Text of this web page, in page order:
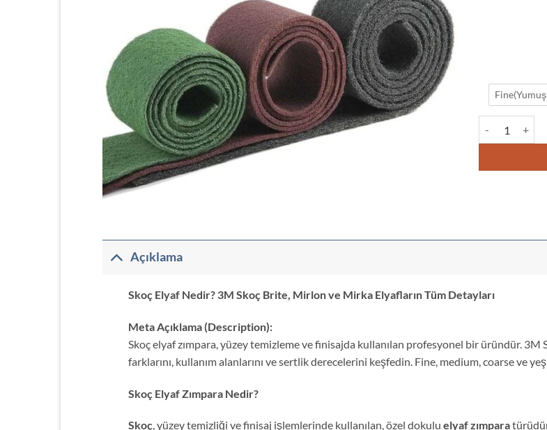
Açıklama
Skoç Elyaf Nedir? 3M Skoç Brite, Mirlon ve Mirka Elyafların Tüm Detayları
Meta Açıklama (Description):
Skoç elyaf zımpara, yüzey temizleme ve finisajda kullanılan profesyonel bir üründür.
farklarını, kullanım alanlarını ve sertlik derecelerini keşfedin. Fine, medium, coarse ve
Skoç Elyaf Zımpara Nedir?
Skoç, yüzey temizliği ve finisaj işlemlerinde kullanılan, özel dokulu elyaf zımpara